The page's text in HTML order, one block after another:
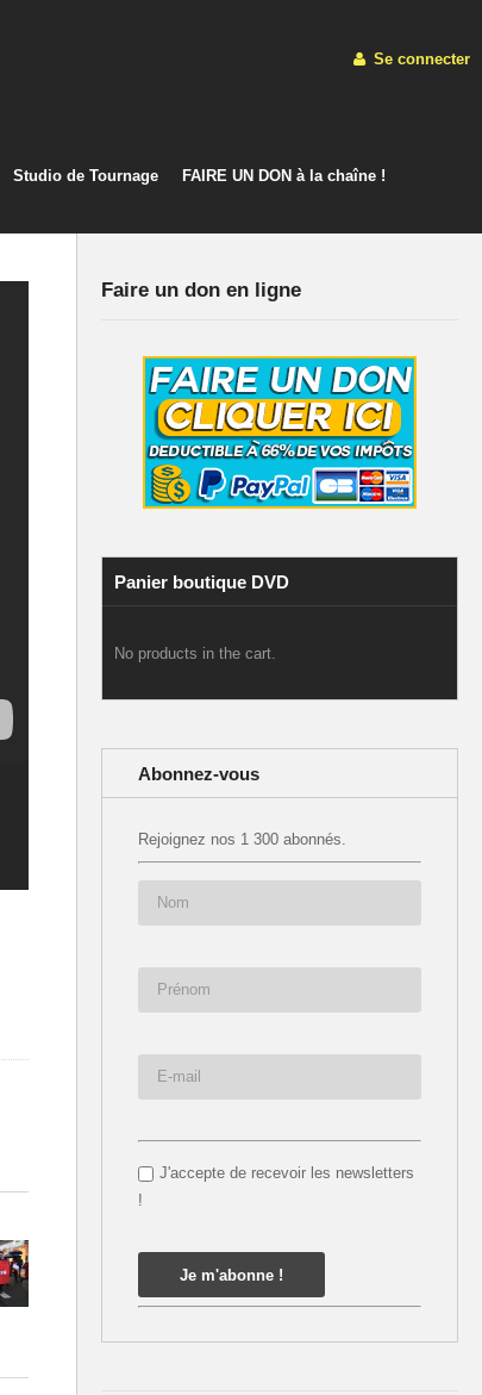
Se connecter
Studio de Tournage FAIRE UN DON à la chaîne !
Faire un don en ligne
Panier boutique DVD
No products in the cart.
Abonnez-vous
Rejoignez nos 1 300 abonnés.
J'accepte de recevoir les newsletters
!